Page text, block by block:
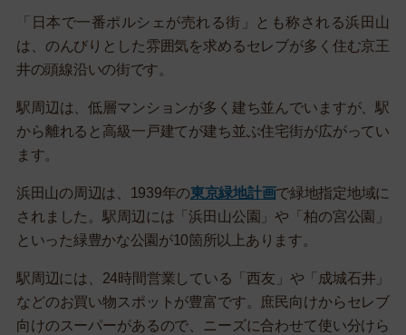
「日本で一番ポルシェが売れる街」とも称される浜田山
は、のんびりとした雰囲気を求めるセレブが多く住む京王
井の頭線沿いの街です。
駅周辺は、低層マンションが多く建ち並んでいますが、駅
から離れると高級一戸建てが建ち並ぶ住宅街が広がってい
ます。
浜田山の周辺は、1939年の東京緑地計画で緑地指定地域に
されました。駅周辺には「浜田山公園」や「柏の宮公園」
といった緑豊かな公園が10箇所以上あります。
駅周辺には、24時間営業している「西友」や「成城石井」
などのお買い物スポットが豊富です。庶民向けからセレブ
向けのスーパーがあるので、ニーズに合わせて使い分けら